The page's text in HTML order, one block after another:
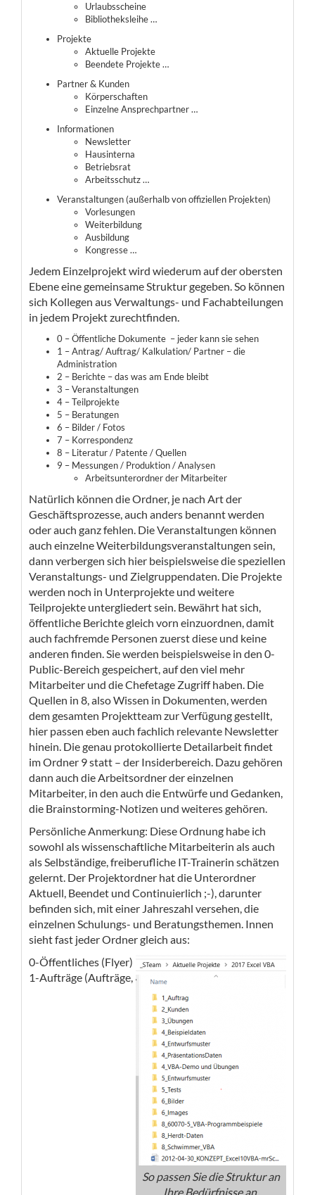
Urlaubsscheine
Bibliotheksleihe …
Projekte
Aktuelle Projekte
Beendete Projekte …
Partner & Kunden
Körperschaften
Einzelne Ansprechpartner …
Informationen
Newsletter
Hausinterna
Betriebsrat
Arbeitsschutz …
Veranstaltungen (außerhalb von offiziellen Projekten)
Vorlesungen
Weiterbildung
Ausbildung
Kongresse …
Jedem Einzelprojekt wird wiederum auf der obersten
Ebene eine gemeinsame Struktur gegeben. So können
sich Kollegen aus Verwaltungs- und Fachabteilungen
in jedem Projekt zurechtfinden.
0 – Öffentliche Dokumente – jeder kann sie sehen
​1 – Antrag/ Auftrag/ Kalkulation/ Partner –die
Administration
2 – Berichte –das was am Ende bleibt
3 – Veranstaltungen
4 – Teilprojekte
5 – Beratungen
6 – Bilder / Fotos
7 – Korrespondenz
8 – Literatur / Patente / Quellen
9 – Messungen / Produktion / Analysen
​Arbeitsunterordner der Mitarbeiter
Natürlich können die Ordner, je nach Art der
Geschäftsprozesse, auch anders benannt werden
oder auch ganz fehlen. Die Veranstaltungen können
auch einzelne Weiterbildungsveranstaltungen sein,
dann verbergen sich hier beispielsweise die speziellen
Veranstaltungs- und Zielgruppendaten. Die Projekte
werden noch in Unterprojekte und weitere
Teilprojekte untergliedert sein. Bewährt hat sich,
öffentliche Berichte gleich vorn einzuordnen, damit
auch fachfremde Personen zuerst diese und keine
anderen finden. Sie werden beispielsweise in den 0-
Public-Bereich gespeichert, auf den viel mehr
Mitarbeiter und die Chefetage Zugriff haben. Die
Quellen in 8, also Wissen in Dokumenten, werden
dem gesamten Projektteam zur Verfügung gestellt,
hier passen eben auch fachlich relevante Newsletter
hinein. Die genau protokollierte Detailarbeit findet
im Ordner 9 statt – der Insiderbereich. Dazu gehören
dann auch die Arbeitsordner der einzelnen
Mitarbeiter, in den auch die Entwürfe und Gedanken,
die Brainstorming-Notizen und weiteres gehören.​
Persönliche Anmerkung: Diese Ordnung habe ich
sowohl als wissenschaftliche Mitarbeiterin als auch
als Selbständige, freiberufliche IT-Trainerin schätzen
gelernt. Der Projektordner hat die Unterordner
Aktuell, Beendet und Continuierlich ;-), darunter
befinden sich, mit einer Jahreszahl versehen, die
einzelnen Schulungs- und Beratungsthemen. Innen
sieht fast jeder Ordner gleich aus:
So passen Sie die Struktur an
Ihre Bedürfnisse an.
0-Öffentliches (Flyer)
1-Aufträge (Aufträge,